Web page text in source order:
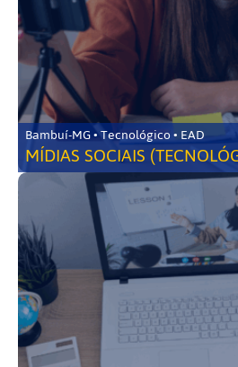
Bambuí-MG • Tecnológico • EAD
MÍDIAS SOCIAIS